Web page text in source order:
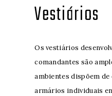
Vestiários
Os vestiários
comandantes são
ambientes dispõem de
armários individuais